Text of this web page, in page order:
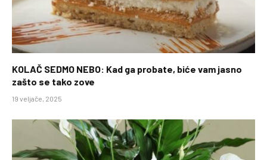
KOLAČ SEDMO NEBO: Kad ga probate, biće vam jasno
zašto se tako zove
19 veljače, 2025